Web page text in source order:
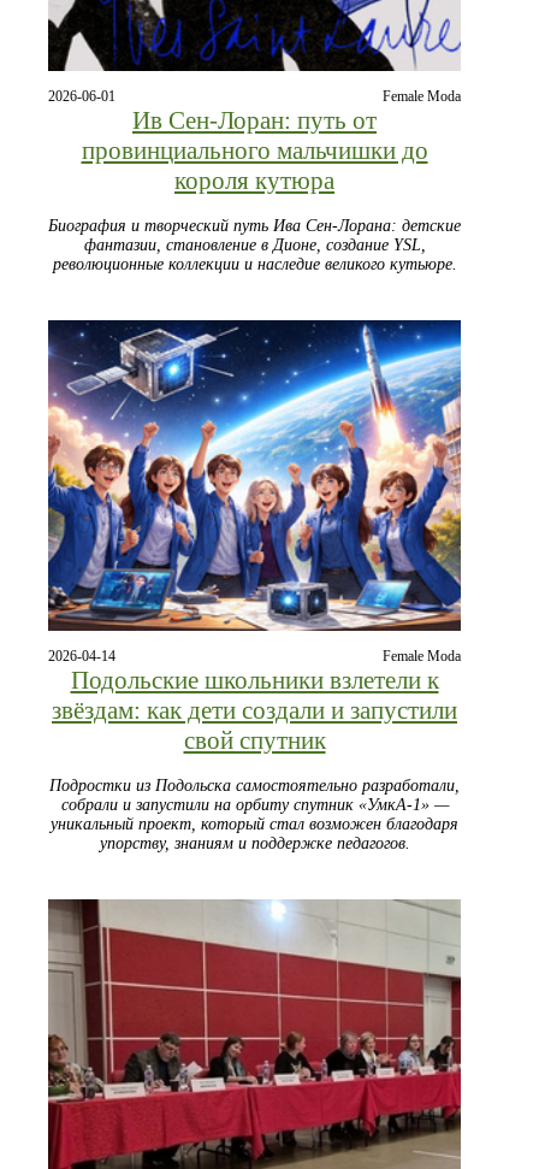
2026-06-01 Female Moda
Ив Сен-Лоран: путь от
провинциального мальчишки до
короля кутюра
Биография и творческий путь Ива Сен-Лорана: детские
фантазии, становление в Дионе, создание YSL,
революционные коллекции и наследие великого кутьюре.
2026-04-14 Female Moda
Подольские школьники взлетели к
звёздам: как дети создали и запустили
свой спутник
Подростки из Подольска самостоятельно разработали,
собрали и запустили на орбиту спутник «УмкА-1» —
уникальный проект, который стал возможен благодаря
упорству, знаниям и поддержке педагогов.